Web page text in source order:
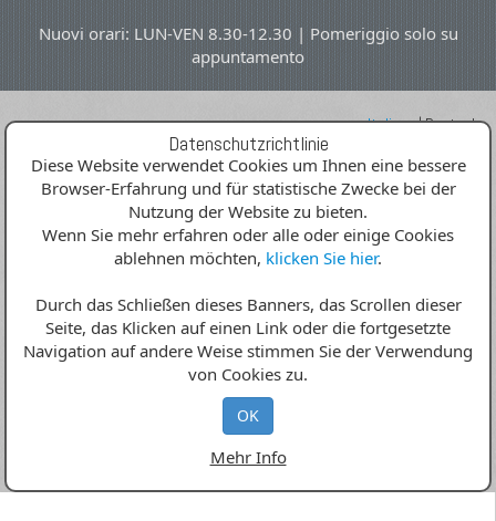
Datenschutzrichtlinie
Diese Website verwendet Cookies um Ihnen eine bessere
Browser-Erfahrung und für statistische Zwecke bei der
Nutzung der Website zu bieten.
Wenn Sie mehr erfahren oder alle oder einige Cookies
ablehnen möchten, klicken Sie hier.
Durch das Schließen dieses Banners, das Scrollen dieser
Seite, das Klicken auf einen Link oder die fortgesetzte
Navigation auf andere Weise stimmen Sie der Verwendung
von Cookies zu.
OK
Mehr Info
Nuovi orari: LUN-VEN 8.30-12.30 | Pomeriggio solo su
appuntamento
Italiano|Deutsch
MENU